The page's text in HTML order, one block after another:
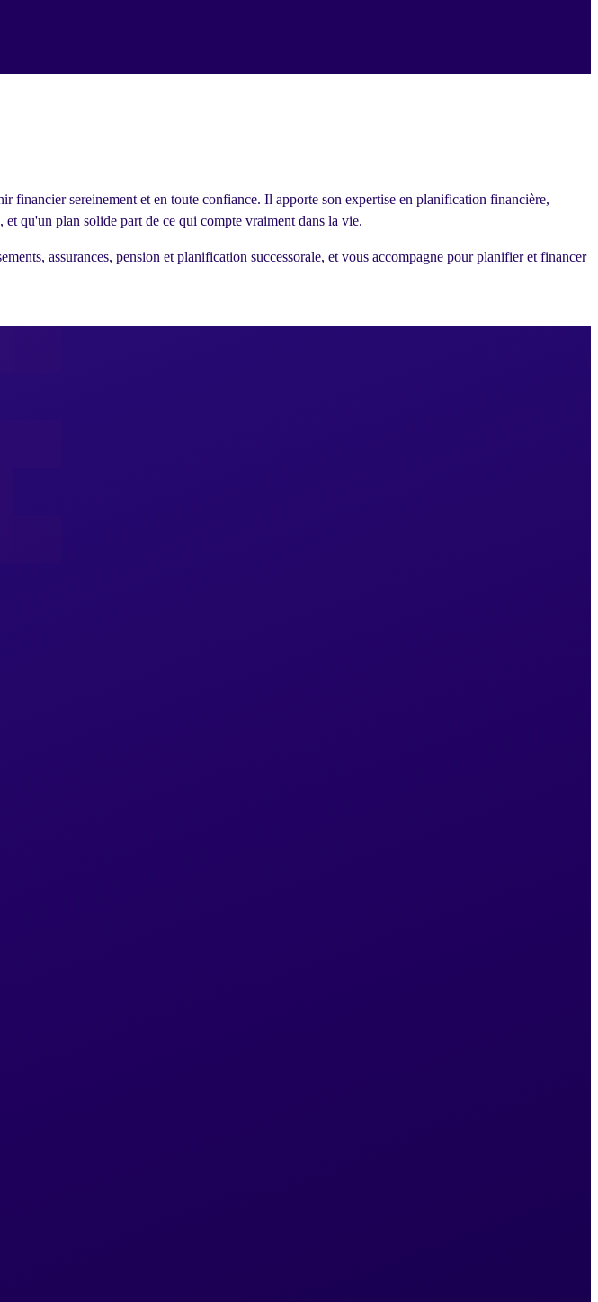
financier sereinement et en toute confiance. Il apporte son expertise en planification financière,
qu'un plan solide part de ce qui compte vraiment dans la vie.
assurances, pension et planification successorale, et vous accompagne pour planifier et financer